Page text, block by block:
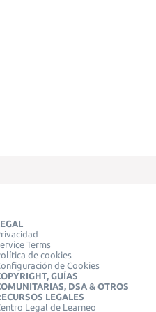
Terms
de cookies
de Cookies
GUÍAS
DSA & OTROS
LEGALES
Legal de Learneo